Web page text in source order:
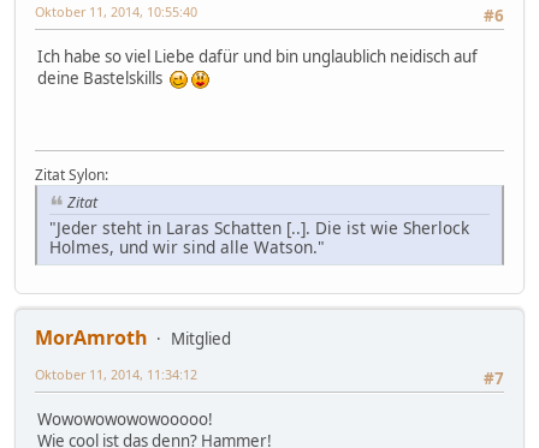
#6
Oktober 11, 2014, 10:55:40
Ich habe so viel Liebe dafür und bin unglaublich neidisch auf
deine Bastelskills
Zitat Sylon:
Zitat
"Jeder steht in Laras Schatten [..]. Die ist wie Sherlock
Holmes, und wir sind alle Watson."
MorAmroth
Mitglied
#7
Oktober 11, 2014, 11:34:12
Wowowowowowooooo!
Wie cool ist das denn? Hammer!